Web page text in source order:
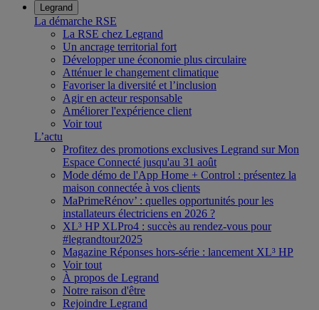
Legrand
La démarche RSE
La RSE chez Legrand
Un ancrage territorial fort
Développer une économie plus circulaire
Atténuer le changement climatique
Favoriser la diversité et l’inclusion
Agir en acteur responsable
Améliorer l'expérience client
Voir tout
L’actu
Profitez des promotions exclusives Legrand sur Mon
Espace Connecté jusqu'au 31 août
Mode démo de l'App Home + Control : présentez la
maison connectée à vos clients
MaPrimeRénov’ : quelles opportunités pour les
installateurs électriciens en 2026 ?
XL³ HP XLPro4 : succès au rendez-vous pour
#legrandtour2025
Magazine Réponses hors-série : lancement XL³ HP
Voir tout
À propos de Legrand
Notre raison d'être
Rejoindre Legrand